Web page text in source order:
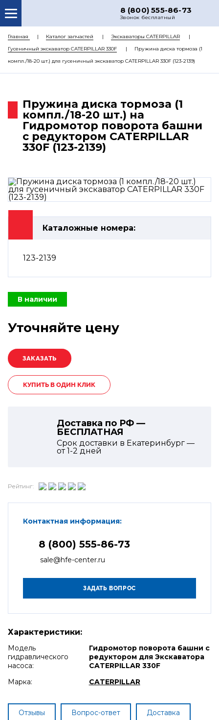
8 (800) 555-86-73
Звонок бесплатный
О НАС
КАТАЛОГ ЗАПЧАСТЕЙ
РЕМОНТ
ЦЕНЫ
КОНТАКТЫ
Главная Каталог запчастей
Экскаваторы CATERPILLAR
Гусеничный экскаватор CATERPILLAR 330F
Пружина диска тормоза (1
компл./18-20 шт.) для гусеничный экскаватор CATERPILLAR 330F (123-2139)
Пружина диска тормоза (1
компл./18-20 шт.) на
Гидромотор поворота башни
с редуктором CATERPILLAR
330F (123-2139)
Каталожные номера:
123-2139
В наличии
Уточняйте цену
КУПИТЬ В ОДИН КЛИК
Доставка по РФ —
БЕСПЛАТНАЯ
Срок доставки в Екатеринбург —
от1-2 дней
Рейтинг:
Контактная информация:
8 (800) 555-86-73
sale@hfe-center.ru
Характеристики:
Модель
гидравлического
насоса:
Гидромотор поворота башни с
редуктором для Экскаватора
CATERPILLAR 330F
Марка:
CATERPILLAR
Отзывы Вопрос-ответ Доставка